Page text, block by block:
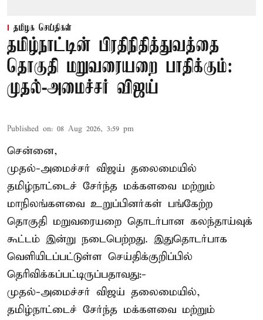
தமிழக செய்திகள்
தமிழ்நாட்டின் பிரதிநிதித்துவத்தை
தொகுதி மறுவரையறை பாதிக்கும்:
முதல்-அமைச்சர் விஜய்
Published on: 08 Aug 2026, 3:59 pm
சென்னை,
முதல்-அமைச்சர் விஜய் தலைமையில்
தமிழ்நாட்டைச் சேர்ந்த மக்களவை மற்றும்
மாநிலங்களவை உறுப்பினர்கள் பங்கேற்ற
தொகுதி மறுவரையறை தொடர்பான கலந்தாய்வுக்
கூட்டம் இன்று நடைபெற்றது. இதுதொடர்பாக
வெளியிடப்பட்டுள்ள செய்திக்குறிப்பில்
தெரிவிக்கப்பட்டிருப்பதாவது:-
முதல்-அமைச்சர் விஜய் தலைமையில்,
தமிழ்நாட்டைச் சேர்ந்த மக்களவை மற்றும்